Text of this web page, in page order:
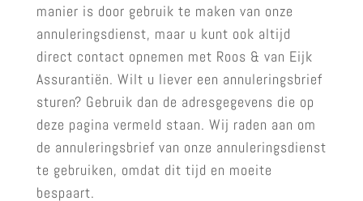
manier is door gebruik te maken van onze
annuleringsdienst, maar u kunt ook altijd
direct contact opnemen met Roos & van Eijk
Assurantiën. Wilt u liever een annuleringsbrief
sturen? Gebruik dan de adresgegevens die op
deze pagina vermeld staan. Wij raden aan om
de annuleringsbrief van onze annuleringsdienst
te gebruiken, omdat dit tijd en moeite
bespaart.